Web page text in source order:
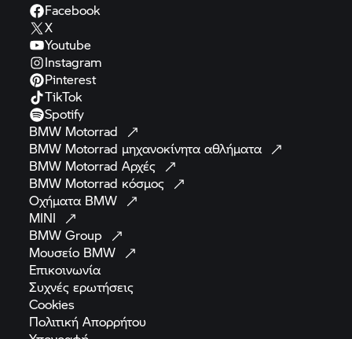
Facebook
X
Youtube
Instagram
Pinterest
TikTok
Spotify
BMW Motorrad
BMW Motorrad μηχανοκίνητααθλήματα
BMW Motorrad Αρχές
BMW Motorrad κόσμος
Οχήματα BMW
MINI
BMWGroup
Μουσείο BMW
Επικοινωνία
Συχνέςερωτήσεις
Cookies
ΠολιτικήΑπορρήτου